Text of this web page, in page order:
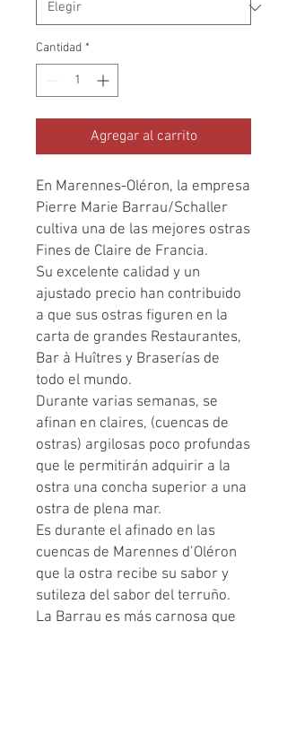
Cantidad *
Agregar al carrito
En Marennes-Oléron, la empresa
Pierre Marie Barrau/Schaller
cultiva una de las mejores ostras
Fines de Claire de Francia.
Su excelente calidad y un
ajustado precio han contribuido
a que sus ostras figuren en la
carta de grandes Restaurantes,
Bar à Huîtres y Braserías de
todo el mundo.
Durante varias semanas, se
afinan en claires, (cuencas de
ostras) argilosas poco profundas
que le permitirán adquirir a la
ostra una concha superior a una
ostra de plena mar.
Es durante el afinado en las
cuencas de Marennes d’Oléron
que la ostra recibe su sabor y
sutileza del sabor del terruño.
La Barrau es más carnosa que